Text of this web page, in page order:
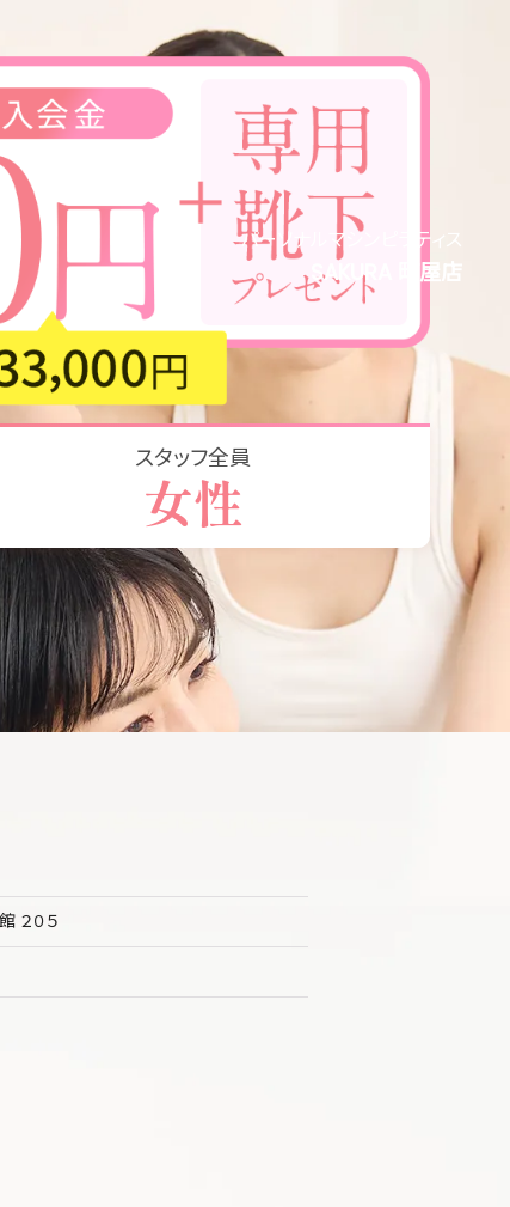
パーソナルマシンピラティス
SAKURA 町屋店
スタッフ全員
女性
２０５